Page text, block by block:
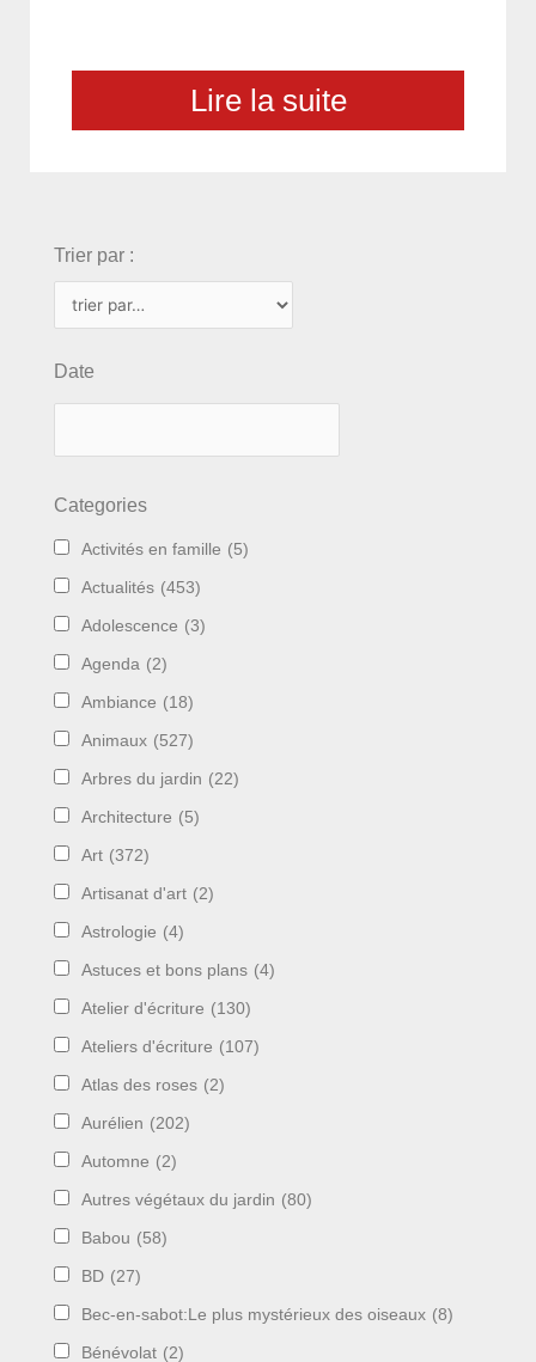
Lire la suite
Trier par :
Date
Categories
Activités en famille (5)
Actualités (453)
Adolescence (3)
Agenda (2)
Ambiance (18)
Animaux (527)
Arbres du jardin (22)
Architecture (5)
Art (372)
Artisanat d'art (2)
Astrologie (4)
Astuces et bons plans (4)
Atelier d'écriture (130)
Ateliers d'écriture (107)
Atlas des roses (2)
Aurélien (202)
Automne (2)
Autres végétaux du jardin (80)
Babou (58)
BD (27)
Bec-en-sabot:Le plus mystérieux des oiseaux (8)
Bénévolat (2)